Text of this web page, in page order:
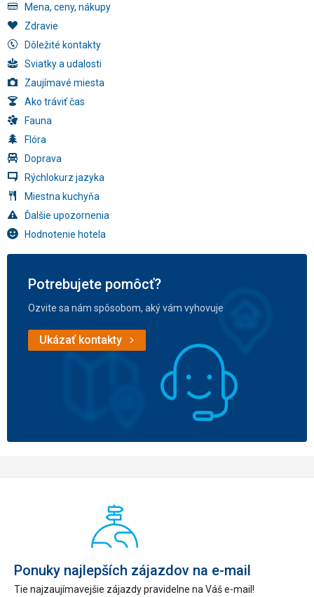
Mena, ceny, nákupy
Zdravie
Dôležité kontakty
Sviatky a udalosti
Zaujímavé miesta
Ako tráviť čas
Fauna
Flóra
Doprava
Rýchlokurz jazyka
Miestna kuchyňa
Ďalšie upozornenia
Hodnotenie hotela
Potrebujete pomôcť?
Ozvite sa nám spôsobom, aký vám vyhovuje
Ukázať kontakty
Ponuky najlepších zájazdov na e-mail
Tie najzaujímavejšie zájazdy pravidelne na Váš e-mail!